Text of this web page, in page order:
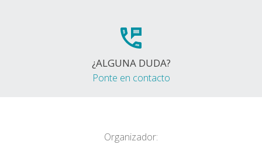
¿ALGUNA DUDA?
Ponte en contacto
Organizador: